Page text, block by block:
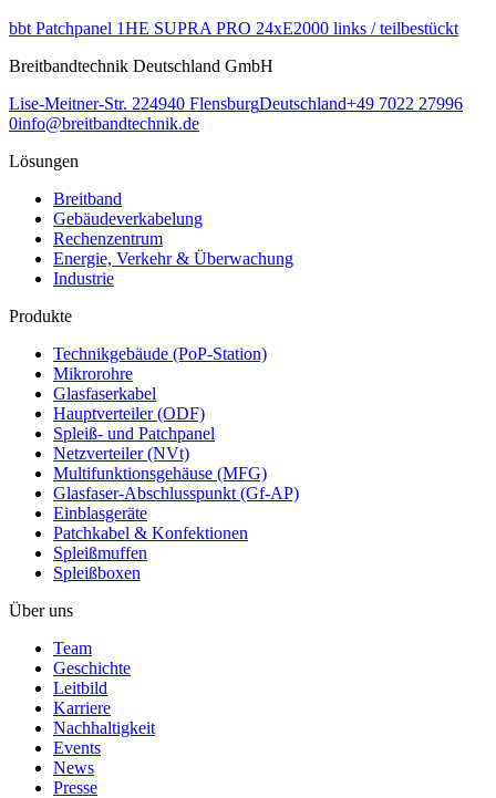
bbt Patchpanel 1HE SUPRA PRO 24xE2000 links / teilbestückt
Breitbandtechnik Deutschland GmbH
Lise-Meitner-Str. 224940 FlensburgDeutschland+49 7022 27996
0info@breitbandtechnik.de
Lösungen
Breitband
Gebäudeverkabelung
Rechenzentrum
Energie, Verkehr & Überwachung
Industrie
Produkte
Technikgebäude (PoP-Station)
Mikrorohre
Glasfaserkabel
Hauptverteiler (ODF)
Spleiß- und Patchpanel
Netzverteiler (NVt)
Multifunktionsgehäuse (MFG)
Glasfaser-Abschlusspunkt (Gf-AP)
Einblasgeräte
Patchkabel & Konfektionen
Spleißmuffen
Spleißboxen
Über uns
Team
Geschichte
Leitbild
Karriere
Nachhaltigkeit
Events
News
Presse